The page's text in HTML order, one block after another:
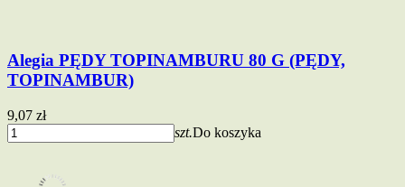
Alegia PĘDY TOPINAMBURU 80 G (PĘDY,
TOPINAMBUR)
9,07 zł
szt.Do koszyka